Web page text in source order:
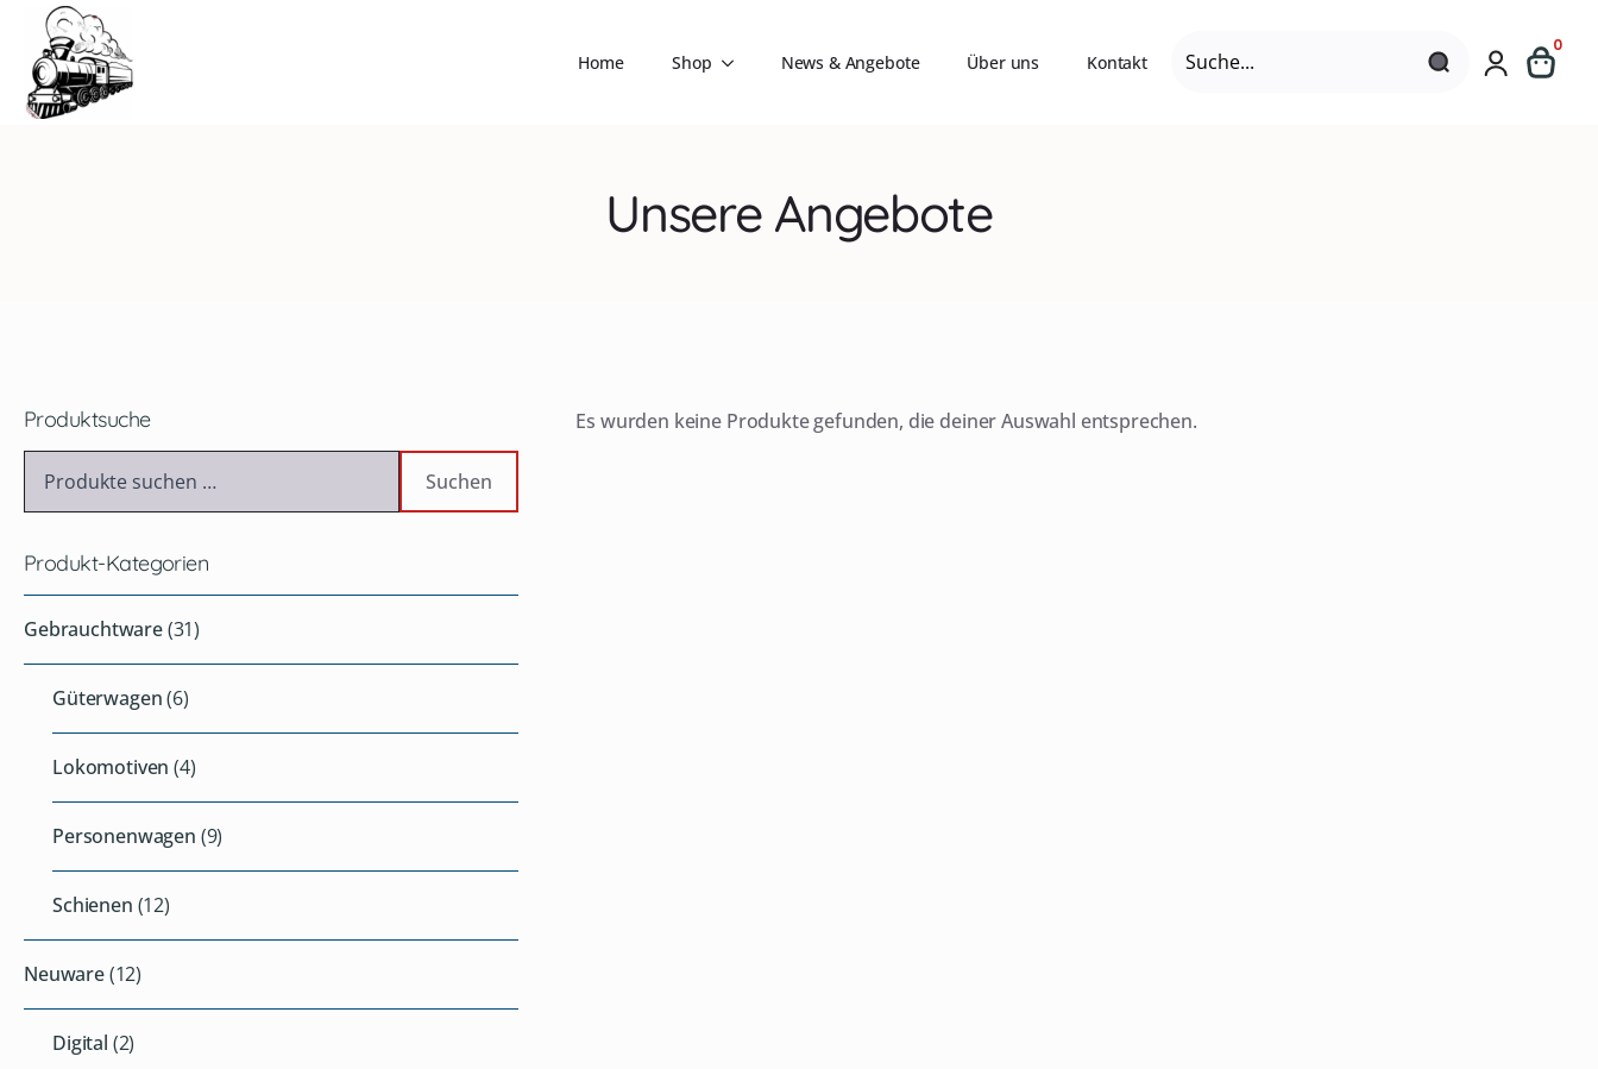
Home Shop News & Angebote Über uns Kontakt
for:
0
Unsere Angebote
Produktsuche
Suchen
nach: Suchen
Produkt-Kategorien
Gebrauchtware(31)
Güterwagen(6)
Lokomotiven (4)
Personenwagen (9)
Schienen (12)
Neuware(12)
Digital (2)
Es wurden keine Produkte gefunden, die deiner Auswahl entsprechen.